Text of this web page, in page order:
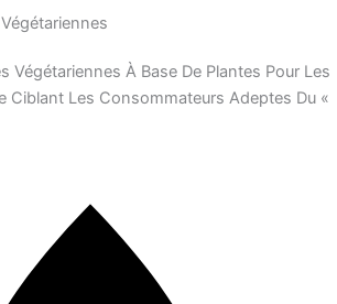
Végétariennes À Base De Plantes Pour Les
Ciblant Les Consommateurs Adeptes Du «